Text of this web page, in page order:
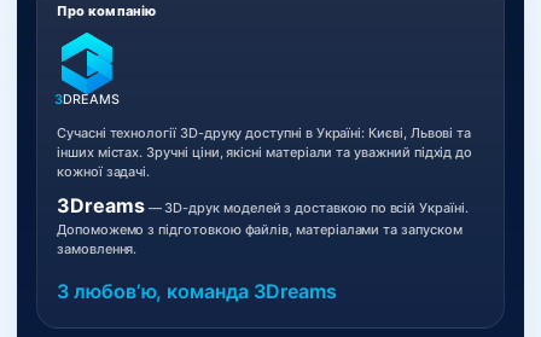
Про компанію
3DREAMS
Сучасні технології 3D-друку доступні в Україні: Києві, Львові та
інших містах. Зручні ціни, якісні матеріали та уважний підхід до
кожної задачі.
3Dreams— 3D-друк моделей з доставкою по всій Україні.
Допоможемо з підготовкою файлів, матеріалами та запуском
замовлення.
З любовʼю, команда 3Dreams